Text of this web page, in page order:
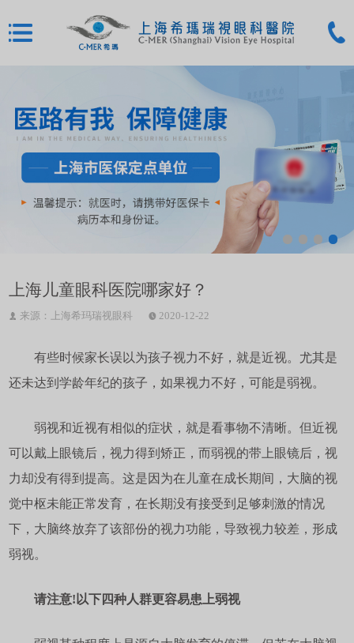
上海儿童眼科医院哪家好？
来源：上海希玛瑞视眼科 2020-12-22
有些时候家长误以为孩子视力不好，就是近视。尤其是
还未达到学龄年纪的孩子，如果视力不好，可能是弱视。
弱视和近视有相似的症状，就是看事物不清晰。但近视
可以戴上眼镜后，视力得到矫正，而弱视的带上眼镜后，视
力却没有得到提高。这是因为在儿童在成长期间，大脑的视
觉中枢未能正常发育，在长期没有接受到足够刺激的情况
下，大脑终放弃了该部份的视力功能，导致视力较差，形成
弱视。
请注意!以下四种人群更容易患上弱视